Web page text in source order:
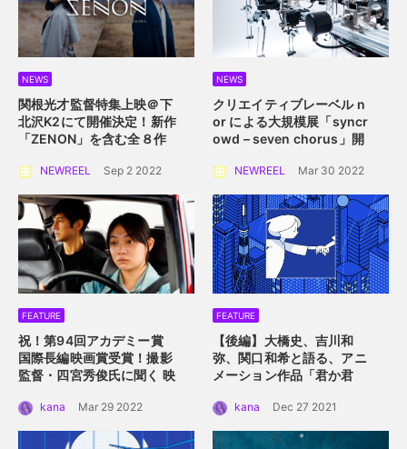
NEWS
関根光才監督特集上映＠下
北沢K2にて開催決定！ 新作
「ZENON」を含む全８作
NEWREEL Sep 2 2022
NEWS
クリエイティブレーベル n
or による大規模展 「syncr
owd – seven chorus」開
（土）〜 4月10日（日）横
NEWREEL Mar 30 2022
FEATURE
祝！第94回アカデミー賞
国際長編映画賞受賞！撮影
監督・四宮秀俊氏に聞く 映
ー」におけるロケーション
kana Mar 29 2022
FEATURE
【後編】大橋史、吉川和
弥、関口和希と語る、アニ
メーション作品「君か君
描くアニメーション的心理
kana Dec 27 2021